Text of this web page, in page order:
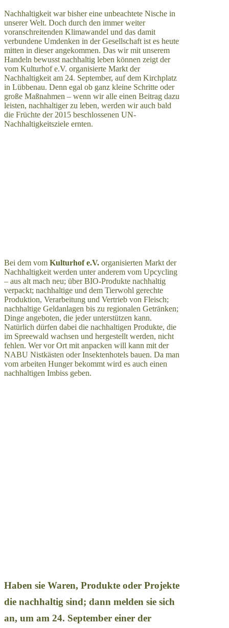
Nachhaltigkeit war bisher eine unbeachtete Nische in
unserer Welt. Doch durch den immer weiter
voranschreitenden Klimawandel und das damit
verbundene Umdenken in der Gesellschaft ist es heute
mitten in dieser angekommen. Das wir mit unserem
Handeln bewusst nachhaltig leben können zeigt der
vom Kulturhof e.V. organisierte Markt der
Nachhaltigkeit am 24. September, auf dem Kirchplatz
in Lübbenau. Denn egal ob ganz kleine Schritte oder
große Maßnahmen – wenn wir alle einen Beitrag dazu
leisten, nachhaltiger zu leben, werden wir auch bald
die Früchte der 2015 beschlossenen UN-
Nachhaltigkeitsziele ernten.
Bei dem vom Kulturhof e.V. organisierten Markt der
Nachhaltigkeit werden unter anderem vom Upcycling
– aus alt mach neu; über BIO-Produkte nachhaltig
verpackt; nachhaltige und dem Tierwohl gerechte
Produktion, Verarbeitung und Vertrieb von Fleisch;
nachhaltige Geldanlagen bis zu regionalen Getränken;
Dinge angeboten, die jeder unterstützen kann.
Natürlich dürfen dabei die nachhaltigen Produkte, die
im Spreewald wachsen und hergestellt werden, nicht
fehlen. Wer vor Ort mit anpacken will kann mit der
NABU Nistkästen oder Insektenhotels bauen. Da man
vom arbeiten Hunger bekommt wird es auch einen
nachhaltigen Imbiss geben.
Haben sie Waren, Produkte oder Projekte
die nachhaltig sind; dann melden sie sich
an, um am 24. September einer der